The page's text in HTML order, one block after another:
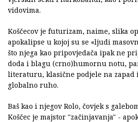
vidovima.
Koščecov je futurizam, naime, slika
apokalipse u kojoj su se «ljudi
što njega kao pripovjedača ipak ne
doda i blagu (crno)humornu notu,
literaturu, klasične podjele na zapad
globalno ruho.
Baš kao i njegov Rolo, čovjek s
Koščec je majstor "začinjavanja" -